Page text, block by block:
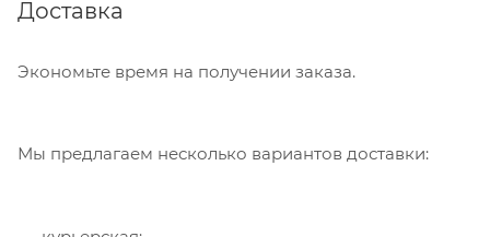
При оформлении заказа в корзине вы можете
принимаем карты Visa,Master Card, МИР. Оплата
Доставка
Экономьте время на получении заказа.
Мы предлагаем несколько вариантов доставки: